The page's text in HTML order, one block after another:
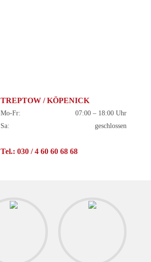
TREPTOW / KÖPENICK
Mo-Fr:
07:00 – 18:00 Uhr
Sa:
geschlossen
Tel.: 030 / 4 60 60 68 68